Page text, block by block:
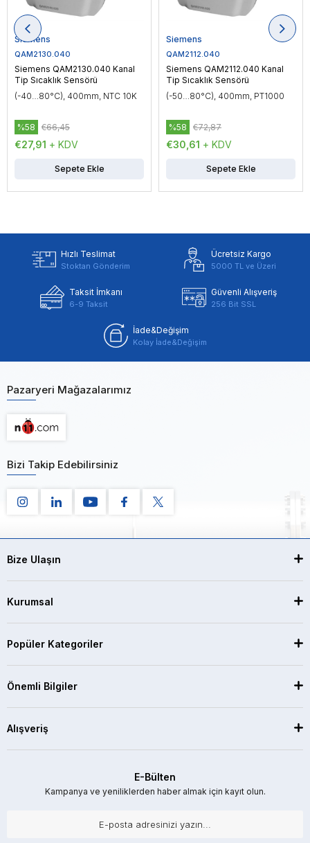
Siemens
QAM2130.040
Siemens QAM2130.040 Kanal
Tip Sıcaklık Sensörü
(-40…80°C), 400mm, NTC 10K
€27,91 + KDV
%58 €66,45
Sepete Ekle
Siemens
QAM2112.040
Siemens QAM2112.040 Kanal
Tip Sıcaklık Sensörü
(-50…80°C), 400mm, PT1000
€30,61 + KDV
%58 €72,87
Sepete Ekle
Hızlı Teslimat
Stoktan Gönderim
Ücretsiz Kargo
5000 TL ve Üzeri
Taksit İmkanı
6-9 Taksit
Güvenli Alışveriş
256 Bit SSL
İade&Değişim
Kolay İade&Değişim
Pazaryeri Mağazalarımız
Bizi Takip Edebilirsiniz
Bize Ulaşın
Kurumsal
Popüler Kategoriler
Önemli Bilgiler
Alışveriş
E-Bülten
Kampanya ve yeniliklerden haber almak için kayıt olun.